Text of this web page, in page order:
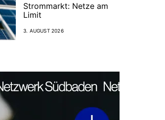
Strommarkt: Netze am
Limit
3. AUGUST 2026